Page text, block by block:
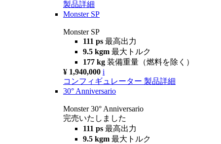
製品詳細
Monster SP
Monster SP
111 ps 最高出力
9.5 kgm 最大トルク
177 kg 装備重量（燃料を除く）
¥ 1,940,000 i
コンフィギュレーター 製品詳細
30° Anniversario
Monster 30° Anniversario
完売いたしました
111 ps 最高出力
9.5 kgm 最大トルク